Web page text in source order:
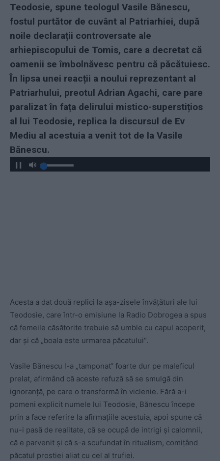
Teodosie, spune teologul Vasile Bănescu,
fostul purtător de cuvânt al Patriarhiei, după
noile declarații controversate ale
arhiepiscopului de Tomis, care a decretat că
oamenii se îmbolnăvesc pentru că păcătuiesc.
În lipsa unei reacții a noului reprezentant al
Patriarhului, preotul Adrian Agachi, care pare
paralizat în fața delirului mistico-superstițios
al lui Teodosie, replica la discursul de Ev
Mediu al acestuia a venit tot de la Vasile
Bănescu.
Acesta a dat două replici la așa-zisele învățături ale lui
Teodosie, care într-o emisiune la Radio Dobrogea a spus
că femeile căsătorite trebuie să umble cu capul acoperit,
dar și că „boala este urmarea păcatului“.
Vasile Bănescu l-a „tamponat“ foarte dur pe maleficul
prelat, afirmând că aceste refuză să se smulgă din
ignoranță, pe care o transformă în viclenie. Fără a-i
pomeni explicit numele lui Teodosie, Bănescu începe
prin a face referire la afirmațiile acestuia, apoi spune că
nu-i pasă de realitate, că se ocupă de intrigi și calomnii,
că e parvenit și că s-a scufundat în ritualism, comițând
păcatul prostiei aliat cu cel al trufiei.